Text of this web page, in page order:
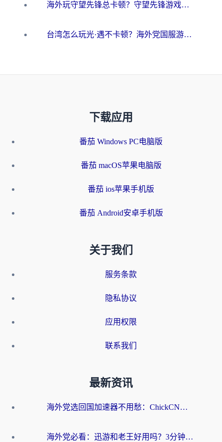
海外玩守望先锋总卡顿？守望先锋游戏加速器在哪里买&避坑指南（附欧洲非洲游戏实测）
台湾怎么玩光·遇不卡顿？海外党国服游戏加速终极攻略（附实测体验）
下载应用
番茄 Windows PC电脑版
番茄 macOS苹果电脑版
番茄 ios苹果手机版
番茄 Android安卓手机版
关于我们
服务条款
隐私协议
应用权限
联系我们
最新资讯
海外党选回国加速器不用愁：ChickCN和洞见哪个好？一篇搞定所有疑问
海外党必看：迅游和老王好用吗？3分钟选对加速国内网络的加速器